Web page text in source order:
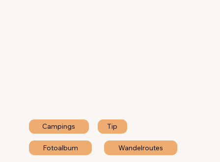
Campings Tip
Fotoalbum Wandelroutes